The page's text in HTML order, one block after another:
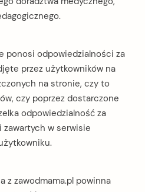
ponosi odpowiedzialności za
przez użytkowników na
na stronie, czy to
czy poprzez dostarczone
odpowiedzialność za
w serwisie
z zawodmama.pl powinna